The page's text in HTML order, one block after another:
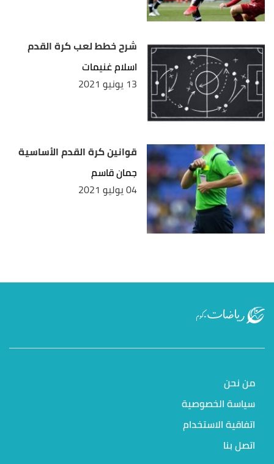
شرح خطط لعب كرة القدم
اسلام غنيمات
13 يونيو 2021
قوانين كرة القدم الأساسية
جمان قاسم
04 يوليو 2021
من نحن
سياسة الخصوصية
اتفاقية الاستخدام
اتصل بنا